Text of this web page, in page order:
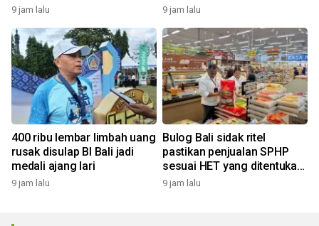
9 jam lalu 9 jam lalu
400 ribu lembar limbah uang
rusak disulap BI Bali jadi
medali ajang lari
9 jam lalu
Bulog Bali sidak ritel
pastikan penjualan SPHP
sesuai HET yang ditentukan
pemerintah
9 jam lalu